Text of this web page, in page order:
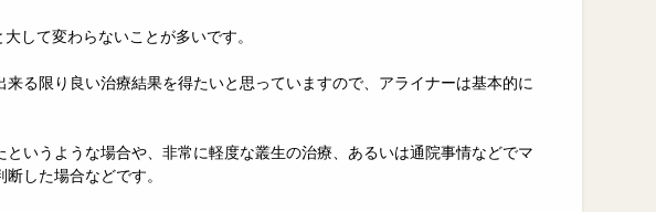
して変わらないことが多いです。
る限り良い治療結果を得たいと思っていますので、アライナーは基本的に
いうような場合や、非常に軽度な叢生の治療、あるいは通院事情などでマ
した場合などです。